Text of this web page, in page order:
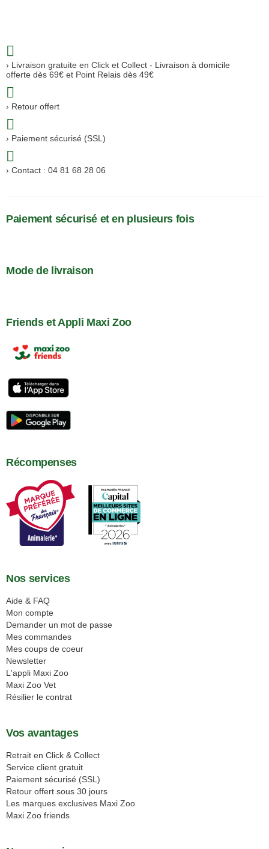
Livraison gratuite en Click et Collect - Livraison à domicile
offerte dès 69€ et Point Relais dès 49€
Retour offert
Paiement sécurisé (SSL)
Contact : 04 81 68 28 06
Paiement sécurisé et en plusieurs fois
Mode de livraison
Friends et Appli Maxi Zoo
Récompenses
Nos services
Aide & FAQ
Mon compte
Demander un mot de passe
Mes commandes
Mes coups de coeur
Newsletter
L'appli Maxi Zoo
Maxi Zoo Vet
Résilier le contrat
Vos avantages
Retrait en Click & Collect
Service client gratuit
Paiement sécurisé (SSL)
Retour offert sous 30 jours
Les marques exclusives Maxi Zoo
Maxi Zoo friends